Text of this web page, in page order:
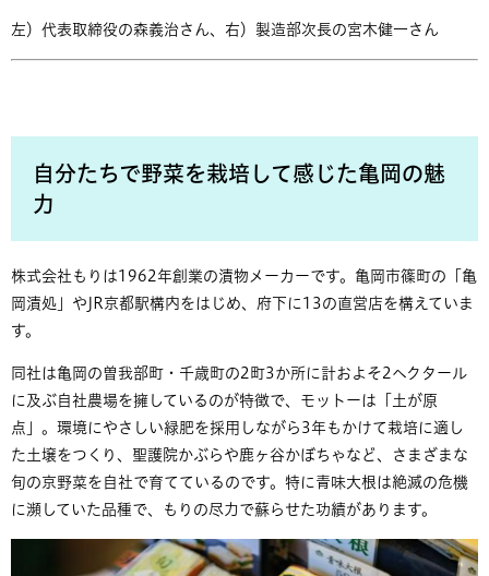
左）代表取締役の森義治さん、右）製造部次長の宮木健一さん
自分たちで野菜を栽培して感じた亀岡の魅
力
株式会社もりは1962年創業の漬物メーカーです。亀岡市篠町の「亀
岡漬処」やJR京都駅構内をはじめ、府下に13の直営店を構えていま
す。
同社は亀岡の曽我部町・千歳町の2町3か所に計およそ2ヘクタール
に及ぶ自社農場を擁しているのが特徴で、モットーは「土が原
点」。環境にやさしい緑肥を採用しながら3年もかけて栽培に適し
た土壌をつくり、聖護院かぶらや鹿ヶ谷かぼちゃなど、さまざまな
旬の京野菜を自社で育てているのです。特に青味大根は絶滅の危機
に瀕していた品種で、もりの尽力で蘇らせた功績があります。